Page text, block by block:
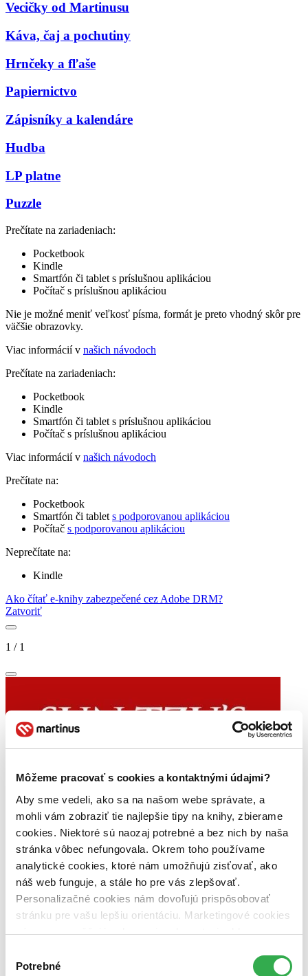
Môžeme pracovať s cookies a kontaktnými údajmi?
Aby sme vedeli, ako sa na našom webe správate, a
mohli vám zobraziť tie najlepšie tipy na knihy, zbierame
cookies. Niektoré sú naozaj potrebné a bez nich by naša
stránka vôbec nefungovala. Okrem toho používame
analytické cookies, ktoré nám umožňujú zisťovať, ako
náš web funguje, a stále ho pre vás zlepšovať.
Personalizačné cookies nám dovoľujú prispôsobovať
stránku pre vašu lepšiu orientáciu. Marketingové cookies
nám zas umožňujú zobrazenie relevantnej reklamy.
nám pomohlo, keby sme mohli používať všetky tieto
súhlasu
Potrebné
Vecičky od Martinusu
Káva, čaj a pochutiny
Hrnčeky a fľaše
Papiernictvo
Zápisníky a kalendáre
Hudba
LP platne
Puzzle
Prečítate na zariadeniach:
Pocketbook
Kindle
Smartfón či tablet s príslušnou aplikáciou
Počítač s príslušnou aplikáciou
Nie je možné meniť veľkosť písma, formát je preto vhodný skôr pre
väčšie obrazovky.
Viac informácií v našich návodoch
Prečítate na zariadeniach:
Pocketbook
Kindle
Smartfón či tablet s príslušnou aplikáciou
Počítač s príslušnou aplikáciou
Viac informácií v našich návodoch
Prečítate na:
Pocketbook
Smartfón či tablet s podporovanou aplikáciou
Počítač s podporovanou aplikáciou
Neprečítate na:
Kindle
Ako čítať e-knihy zabezpečené cez Adobe DRM?
Zatvoriť
1 / 1